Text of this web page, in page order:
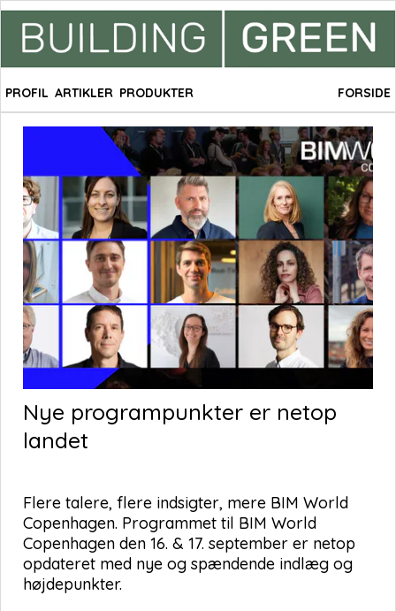
PROFIL ARTIKLER PRODUKTER FORSIDE
Nye programpunkter er netop
landet
Flere talere, flere indsigter, mere BIM World
Copenhagen. Programmet til BIM World
Copenhagen den 16. & 17. september er netop
opdateret med nye og spændende indlæg og
højdepunkter.